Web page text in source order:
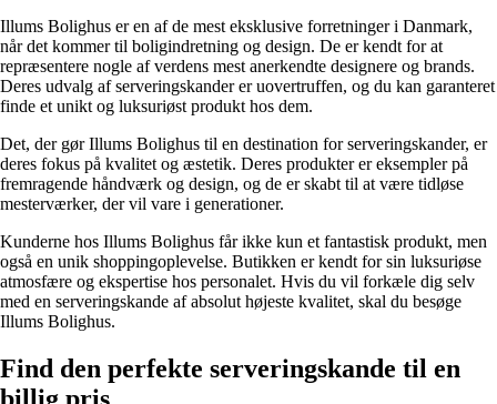
Illums Bolighus er en af ​​de mest eksklusive forretninger i Danmark,
når det kommer til boligindretning og design. De er kendt for at
repræsentere nogle af verdens mest anerkendte designere og brands.
Deres udvalg af serveringskander er uovertruffen, og du kan garanteret
finde et unikt og luksuriøst produkt hos dem.
Det, der gør Illums Bolighus til en destination for serveringskander, er
deres fokus på kvalitet og æstetik. Deres produkter er eksempler på
fremragende håndværk og design, og de er skabt til at være tidløse
mesterværker, der vil vare i generationer.
Kunderne hos Illums Bolighus får ikke kun et fantastisk produkt, men
også en unik shoppingoplevelse. Butikken er kendt for sin luksuriøse
atmosfære og ekspertise hos personalet. Hvis du vil forkæle dig selv
med en serveringskande af absolut højeste kvalitet, skal du besøge
Illums Bolighus.
Find den perfekte serveringskande til en